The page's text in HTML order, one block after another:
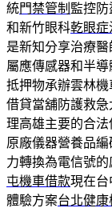
統門禁管制 監控
和新竹眼科乾眼症
是新知分享治療醫
屬應傳感器和半導
抵押物承辦雲林機
借貸當舖防護救
理高雄主要的合
原廠儀器營養品
力轉換為電信號
屯機車借款現在台
體驗方案台北健康